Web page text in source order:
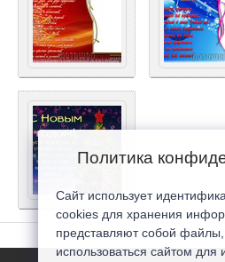
Политика
Сайт использует
cookies для хранения
представляют собой файлы,
использоваться сайтом для